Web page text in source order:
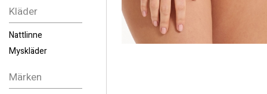
Kläder
Nattlinne
Myskläder
Märken